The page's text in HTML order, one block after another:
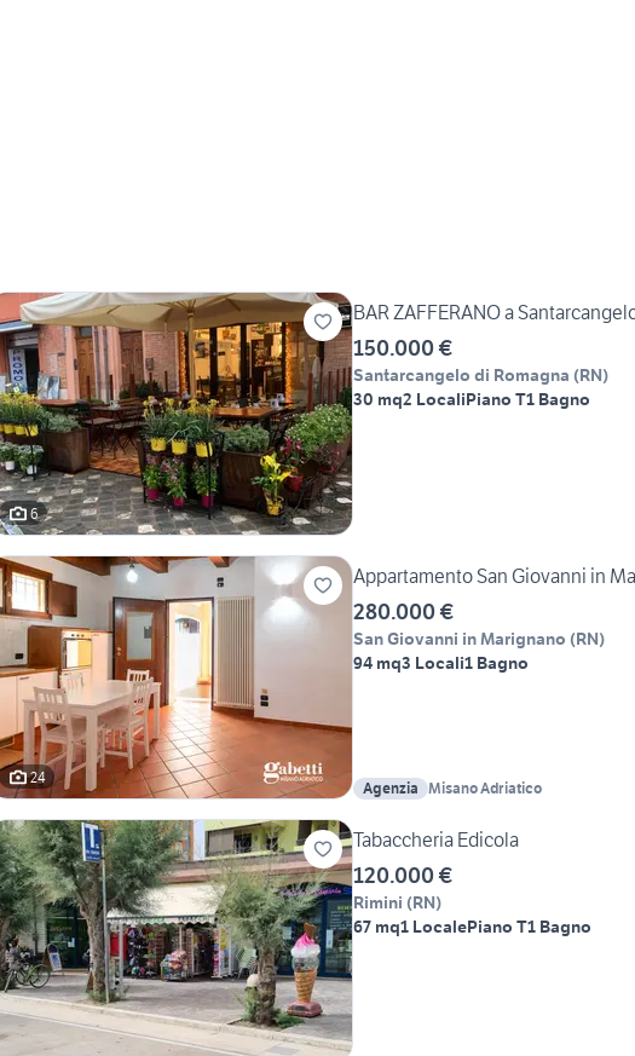
6
BAR ZAFFERANO a
150.000 €
Santarcangelo di Romagna (RN)
30 mq2 LocaliPiano T1 Bagno
24
Appartamento San Giovanni in
280.000 €
San Giovanni in Marignano (RN)
94 mq3 Locali1 Bagno
Agenzia Misano Adriatico
Tabaccheria Edicola
120.000 €
Rimini (RN)
67 mq1 LocalePiano T1 Bagno